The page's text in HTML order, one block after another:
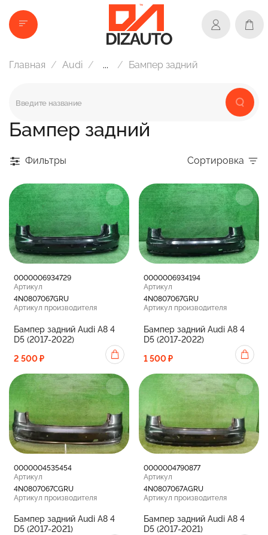
Главная Audi ... Бампер задний
Бампер задний
Фильтры Сортировка
0000006934729
Артикул
4N0807067GRU
Артикул производителя
Бампер задний Audi A8 4
D5 (2017-2022)
2 500 ₽
0000006934194
Артикул
4N0807067GRU
Артикул производителя
Бампер задний Audi A8 4
D5 (2017-2022)
1 500 ₽
0000004535454
Артикул
4N0807067CGRU
Артикул производителя
Бампер задний Audi A8 4
D5 (2017-2021)
0000004790877
Артикул
4N0807067AGRU
Артикул производителя
Бампер задний Audi A8 4
D5 (2017-2021)